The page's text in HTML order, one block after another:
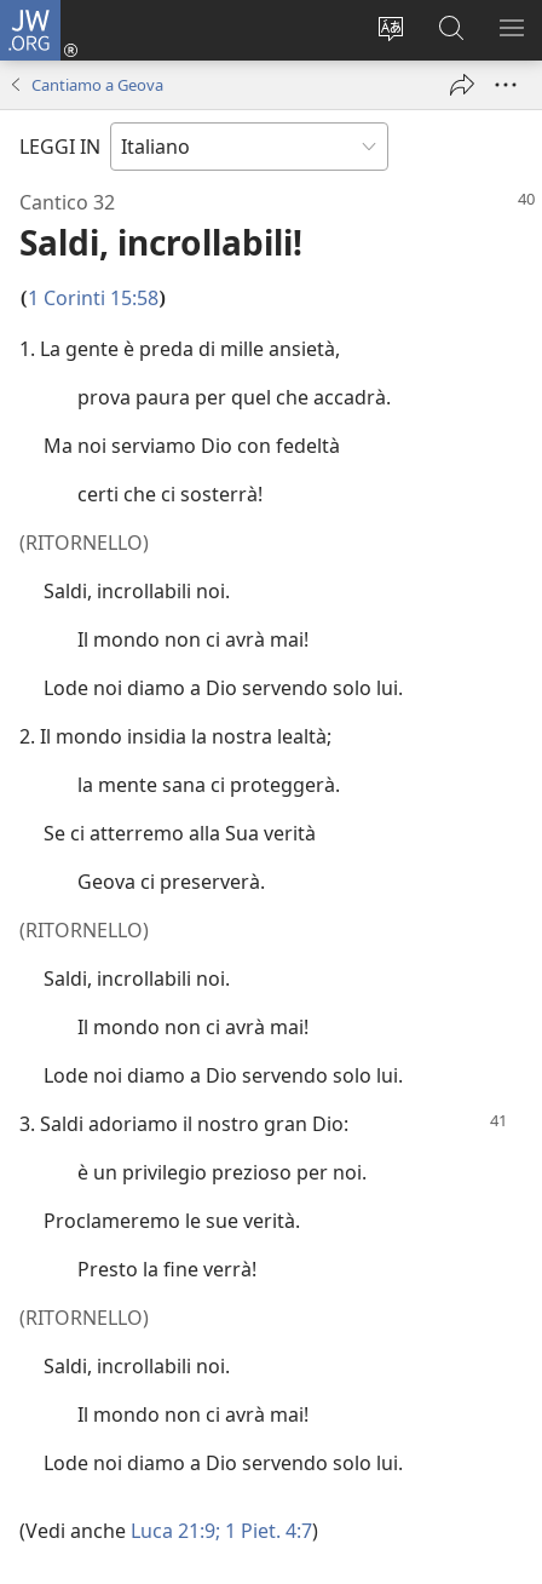
JW.ORG
Modificare
Accedi
(apre
finestra)
Cerca
in
JW.ORG
Cantiamo a Geova
LEGGI IN
Cantico 32
Saldi, incrollabili!
(1 Corinti 15:58)
1. La gente è preda di mille ansietà,
prova paura per quel che accadrà.
Ma noi serviamo Dio con fedeltà
certi che ci sosterrà!
(RITORNELLO)
Saldi, incrollabili noi.
Il mondo non ci avrà mai!
Lode noi diamo a Dio servendo solo lui.
2. Il mondo insidia la nostra lealtà;
la mente sana ci proteggerà.
Se ci atterremo alla Sua verità
Geova ci preserverà.
(RITORNELLO)
Saldi, incrollabili noi.
Il mondo non ci avrà mai!
Lode noi diamo a Dio servendo solo lui.
3. Saldi adoriamo il nostro gran Dio:
è un privilegio prezioso per noi.
Proclameremo le sue verità.
Presto la fine verrà!
(RITORNELLO)
Saldi, incrollabili noi.
Il mondo non ci avrà mai!
Lode noi diamo a Dio servendo solo lui.
(Vedi anche Luca 21:9; 1 Piet. 4:7)